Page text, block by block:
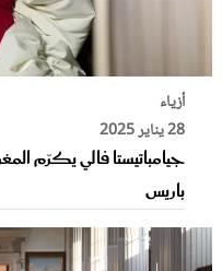
أزياء
28 يناير 2025
جيامباتيستا فالي يكرّم
باريس